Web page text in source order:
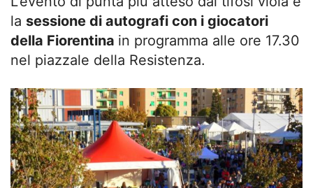
la sessione di autografi con i giocatori
della Fiorentina in programma alle ore 17.30
nel piazzale della Resistenza.